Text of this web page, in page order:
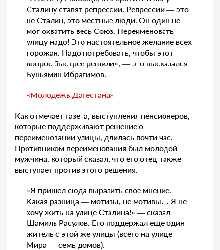
Сталину ставят репрессии. Репрессии — это
не Сталин, это местные люди. Он один не
мог охватить весь Союз. Переименовать
улицу надо! Это настоятельное желание всех
горожан. Надо потребовать, чтобы этот
вопрос быстрее решили», — это высказался
Буньямин Ибрагимов.
«Молодежь Дагестана»
Как отмечает газета, выступления пенсионеров,
которые поддерживают решение о
переименовании улицы, длилась почти час.
Противником переименования был молодой
мужчина, который сказал, что его отец также
выступает против этого решения.
«Я пришел сюда выразить свое мнение.
Какая разница — мотивы, не мотивы… Я не
хочу жить на улице Сталина!» — сказал
Шамиль Расулов. Его поддержал еще один
житель с этой же улицы (всего на улице
Мира — семь домов).